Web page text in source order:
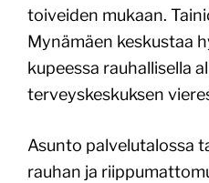
toiveiden mukaan.
Mynämäen keskustaa
kupeessa rauhallisella
terveyskeskuksen
Asunto palvelutalossa
rauhan ja